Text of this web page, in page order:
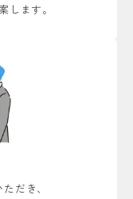
た
た
します。
だき、